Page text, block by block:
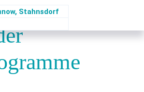
Stahnsdorf
ProTramCottbus